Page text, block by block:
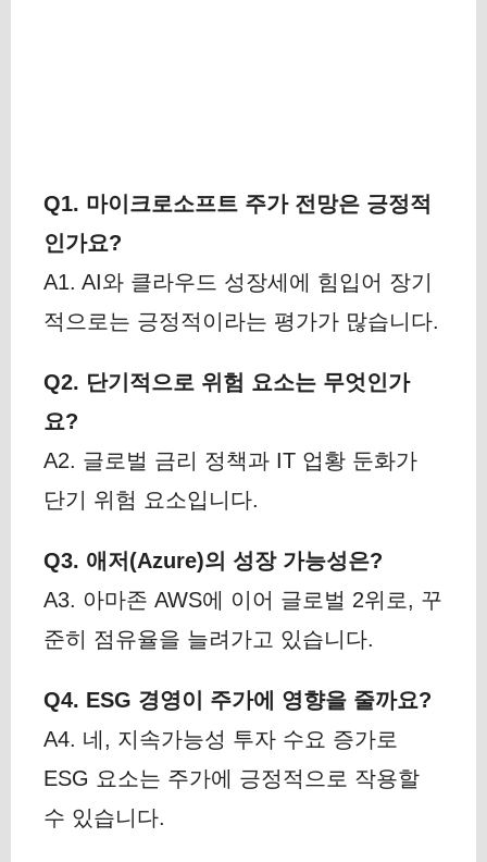
Q1. 마이크로소프트 주가 전망은 긍정적
인가요?
A1. AI와 클라우드 성장세에 힘입어 장기
적으로는 긍정적이라는 평가가 많습니다.
Q2. 단기적으로 위험 요소는 무엇인가
요?
A2. 글로벌 금리 정책과 IT 업황 둔화가
단기 위험 요소입니다.
Q3. 애저(Azure)의 성장 가능성은?
A3. 아마존 AWS에 이어 글로벌 2위로, 꾸
준히 점유율을 늘려가고 있습니다.
Q4. ESG 경영이 주가에 영향을 줄까요?
A4. 네, 지속가능성 투자 수요 증가로
ESG 요소는 주가에 긍정적으로 작용할
수 있습니다.